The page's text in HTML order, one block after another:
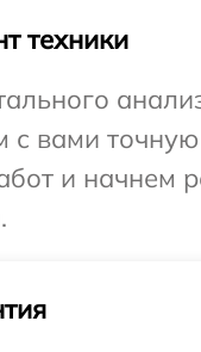
техники
с вами
и начнем